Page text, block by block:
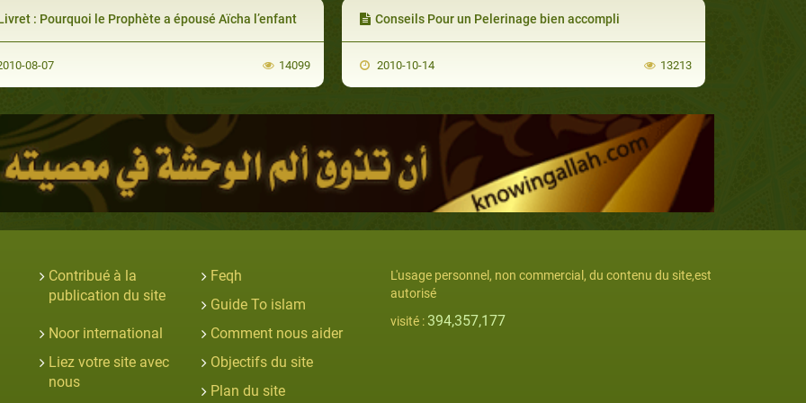
: Pourquoi le Prophète a épousé Aїcha l’enfant
08-07 14099
Conseils Pour un Pelerinage bien accompli
2010-10-14 13213
Contribué à la
publication du site
Feqh
Guide To islam
Noor international
Comment nous aider
Liez votre site avec
nous
Objectifs du site
Plan du site
L'usage personnel, non commercial, du contenu du site,est
autorisé
visité : 394,357,177